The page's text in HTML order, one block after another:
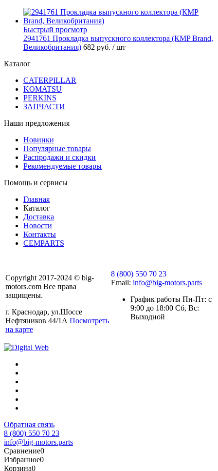
Быстрый просмотр
2941761 Прокладка выпускного коллектора (КMP Brand,
Великобритания) 682 руб. / шт
Каталог
CATERPILLAR
KOMATSU
PERKINS
ЗАПЧАСТИ
Наши предложения
Новинки
Популярные товары
Распродажи и скидки
Рекомендуемые товары
Помощь и сервисы
Главная
Каталог
Доставка
Новости
Контакты
CEMPARTS
Copyright 2017-2024 © big-
motors.com Все права
защищены.
г. Краснодар, ул.Шоссе
Нефтяников 44/1А Посмотреть
на карте
8 (800) 550 70 23
Email: info@big-motors.parts
График работы Пн-Пт: с
9:00 до 18:00 Сб, Вс:
Выходной
Обратная связь
8 (800) 550 70 23
info@big-motors.parts
Сравнение0
Избранное0
Корзина0